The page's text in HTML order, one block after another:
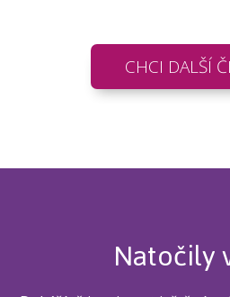
CHCI DALŠÍ
Natočily